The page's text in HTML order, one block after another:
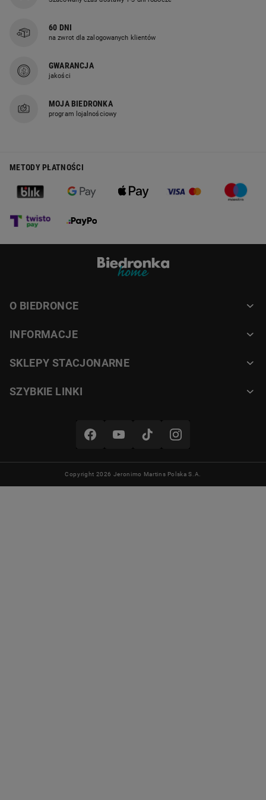
60 DNI
na zwrot dla zalogowanych klientów
GWARANCJA
jakości
MOJA BIEDRONKA
program lojalnościowy
METODY PŁATNOŚCI
O BIEDRONCE
INFORMACJE
SKLEPY STACJONARNE
SZYBKIE LINKI
Copyright 2026 Jeronimo Martins Polska S.A.